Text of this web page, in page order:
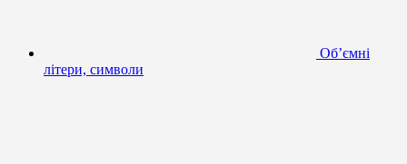
Об’ємні
літери, символи